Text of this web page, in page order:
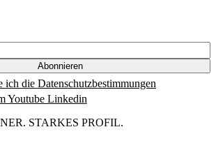
ich die Datenschutzbestimmungen
Youtube Linkedin
STARKES PROFIL.